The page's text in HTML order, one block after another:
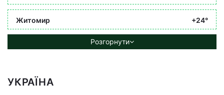
Житомир +24°
Розгорнути
УКРАЇНА